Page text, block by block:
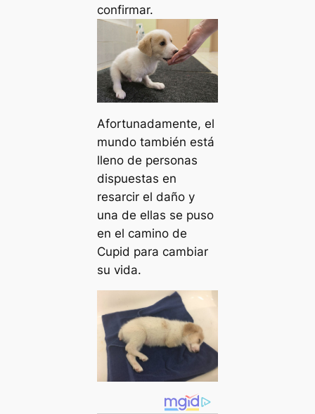
confirmar.
Afortunadamente, el
mundo también está
lleno de personas
dispuestas en
resarcir el daño y
una de ellas se puso
en el camino de
Cupid para cambiar
su vida.